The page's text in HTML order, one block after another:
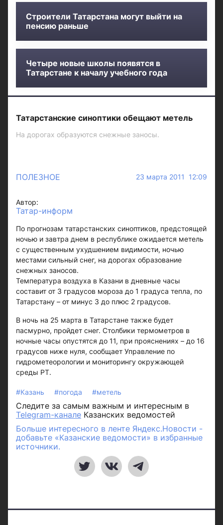
Строители Татарстана могут выйти на
пенсию раньше
Четыре новые школы появятся в
Татарстане к началу учебного года
Татарстанские синоптики обещают метель
На дорогах образуются снежные заносы.
ПОЛЕЗНОЕ 23 марта 2011 12:09
Автор:
Татар-информ
По прогнозам татарстанских синоптиков, предстоящей
ночью и завтра днем в республике ожидается метель
с существенным ухудшением видимости, ночью
местами сильный снег, на дорогах образование
снежных заносов.
Температура воздуха в Казани в дневные часы
составит от 3 градусов мороза до 1 градуса тепла, по
Татарстану – от минус 3 до плюс 2 градусов.
В ночь на 25 марта в Татарстане также будет
пасмурно, пройдет снег. Столбики термометров в
ночные часы опустятся до 11, при прояснениях – до 16
градусов ниже нуля, сообщает Управление по
гидрометеорологии и мониторингу окружающей
среды РТ.
#Казань #погода #метель
Следите за самым важным и интересным в
Telegram-канале Казанских ведомостей
Больше интересного в ленте Яндекс.Новости -
добавьте «Казанские ведомости» в избранные
источники.